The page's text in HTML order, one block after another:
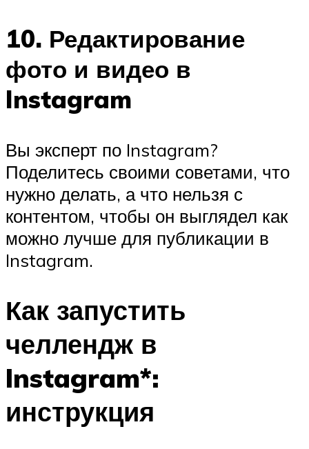
10. Редактирование
фото и видео в
Instagram
Вы эксперт по Instagram?
Поделитесь своими советами, что
нужно делать, а что нельзя с
контентом, чтобы он выглядел как
можно лучше для публикации в
Instagram.
Как запустить
челлендж в
Instagram*:
инструкция